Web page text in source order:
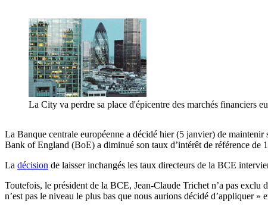
La City va perdre sa place d'épicentre des marchés financiers
La Banque centrale européenne a décidé hier (5 janvier) de
Bank of England (BoE) a diminué son taux d’intérêt de référence de
La décision de laisser inchangés les taux directeurs de la BCE
Toutefois, le président de la BCE, Jean-Claude Trichet n’a pas exclu
n’est pas le niveau le plus bas que nous aurions décidé d’appliquer